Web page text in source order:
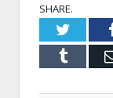
SHARE.
Tumblr